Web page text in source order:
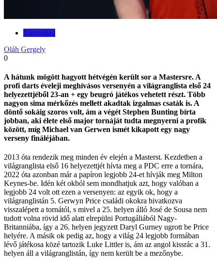
Nagyvilág
Oláh Gergely
0
A hátunk mögött hagyott hétvégén került sor a Mastersre. A
profi darts éveleji meghívásos versenyén a világranglista első 24
helyezettjéből 23-an + egy beugró játékos vehetett részt. Több
nagyon sima mérkőzés mellett akadtak izgalmas csaták is. A
döntő sokáig szoros volt, ám a végét Stephen Bunting bírta
jobban, aki élete első major tornáját tudta megnyerni a profik
között, míg Michael van Gerwen ismét kikapott egy nagy
verseny fináléjában.
2013 óta rendezik meg minden év elején a Masterst. Kezdetben a
világranglista első 16 helyezettjét hívta meg a PDC erre a tornára,
2022 óta azonban már a papíron legjobb 24-et hívják meg Milton
Keynes-be. Idén két okból sem mondhatjuk azt, hogy valóban a
legjobb 24 volt ott ezen a versenyen: az egyik ok, hogy a
világranglistán 5. Gerwyn Price családi okokra hivatkozva
visszalépett a tornától, s mivel a 25. helyen álló José de Sousa nem
tudott volna rövid idő alatt elrepülni Portugáliából Nagy-
Britanniába, így a 26. helyen jegyzett Daryl Gurney ugrott be Price
helyére. A másik ok pedig az, hogy a világ 24 legjobb formában
lévő játékosa közé tartozik Luke Littler is, ám az angol kissrác a 31.
helyen áll a világranglistán, így nem került be a mezőnybe.